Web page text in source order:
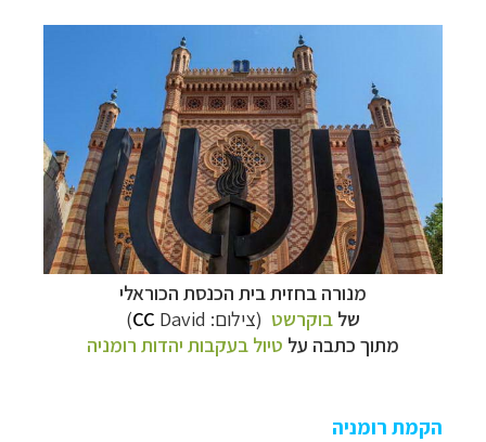
מנורה בחזית בית הכנסת הכוראלי
של בוקרשט (צילום: CC David)
מתוך כתבה על טיול בעקבות יהדות רומניה
הקמת רומניה